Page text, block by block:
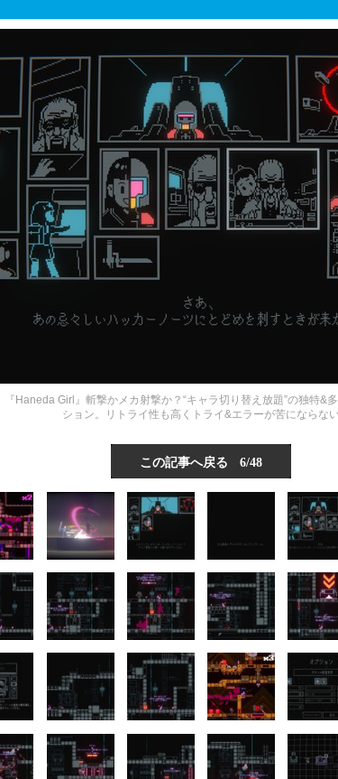
Haneda Girl』斬撃かメカ射撃か？“キャラ切り替え放題”の独特&
ション。リトライ性も高くトライ&エラーが苦にならない
この記事へ戻る 6/48